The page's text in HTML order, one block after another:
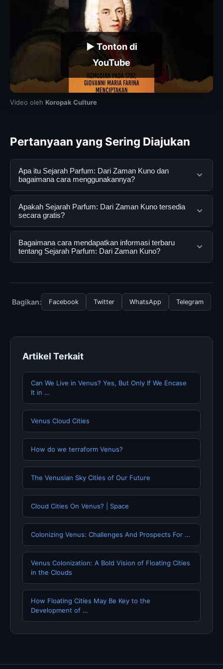
▶ Tonton di
YouTube
Video oleh Koropak Culture
Pertanyaan yang Sering Diajukan
Apa itu Sejarah Parfum: Dari Zaman Kuno dan
bagaimana cara menggunakannya?
Sejarah Parfum: Dari Zaman Kuno adalah layanan digital
yang dirancang untuk membantu pengguna
mendapatkan informasi lengkap dan terpercaya. Anda
dapat menggunakannya dengan mengunjungi situs
resmi dan mengikuti panduan yang tersedia.
Apakah Sejarah Parfum: Dari Zaman Kuno tersedia
secara gratis?
Ya, Sejarah Parfum: Dari Zaman Kuno dapat diakses
secara gratis oleh semua pengguna. Tidak ada biaya
tersembunyi atau langganan yang diperlukan untuk
Bagaimana cara mendapatkan informasi terbaru
tentang Sejarah Parfum: Dari Zaman Kuno?
halaman resmi kami secara berkala. Kami selalu
memperbarui konten dengan informasi terkini dan
Bagikan: Facebook Twitter WhatsApp Telegram
Artikel Terkait
Can We Live in Venus? Yes, But Only If We Encase
It in …
Venus Cloud Cities
How do we terraform Venus?
The Venusian Sky Cities of Our Future
Cloud Cities On Venus? | Space
Colonizing Venus: Challenges And Prospects For …
Venus Colonization: A Bold Vision of Floating Cities
in the Clouds
How Floating Cities May Be Key to the
Development of …